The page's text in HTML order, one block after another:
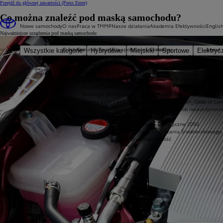
Przejdź do głównej zawartości (Press Enter)
Nowe samochody
Wszystkie kategorie Hybrydowe Miejskie Sportowe
O nas
O fabryce
Podstawowe info
Aktualności
Kodeks etyki i procedura zgłaszania naruszeń_Code of
Praca w TMMP
Kierunek Toyota
Nasze działania
Dla społeczności lokalnej
Fundamentalne Zasady Toyoty
Nasze priorytety
Fundusz Toyoty
Wsparcie szkół technicznych
Sport i rekreacja
Wsparcie klubów sportowych "Toyota
Program wsparcia osób
Wyzwanie Ekologiczne 2050
System Zarządzania Środowiskowego
Bioróżnorodność
Akademia Efektywności
O nas
Nasza oferta
Poznaj naszych trenerów
LinkedIn
English
About
Co można znaleźć pod maską samochodu?
Najważniejsze urządzenia pod maską samochodu